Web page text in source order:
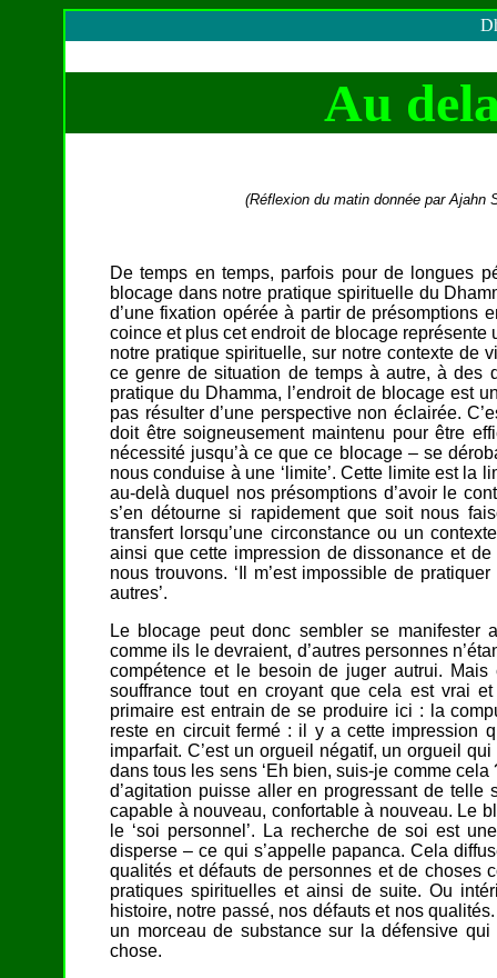
Au
(Réflexion du matin donnée par
De temps en temps, parfois pour de longues
blocage dans notre pratique spirituelle du
d’une fixation opérée à partir de présomptions
coince et plus cet endroit de blocage
notre pratique spirituelle, sur notre contexte de
ce genre de situation de temps à autre, à des
pratique du Dhamma, l’endroit de blocage est
pas résulter d’une perspective non éclairée.
doit être soigneusement maintenu pour être
nécessité jusqu’à ce que ce blocage – se
nous conduise à une ‘limite’. Cette limite est la
au-delà duquel nos présomptions d’avoir le
s’en détourne si rapidement que soit nous
transfert lorsqu’une circonstance ou un
ainsi que cette impression de dissonance et
nous trouvons. ‘Il m’est impossible de
autres’.
Le blocage peut donc sembler se manifester
comme ils le devraient, d’autres personnes
compétence et le besoin de juger autrui.
souffrance tout en croyant que cela est vrai
primaire est entrain de se produire ici : la
reste en circuit fermé : il y a cette impression
imparfait. C’est un orgueil négatif, un orgueil
dans tous les sens ‘Eh bien, suis-je comme
d’agitation puisse aller en progressant de
capable à nouveau, confortable à nouveau. Le
le ‘soi personnel’. La recherche de soi est
disperse – ce qui s’appelle papanca. Cela
qualités et défauts de personnes et de choses
pratiques spirituelles et ainsi de suite. Ou
histoire, notre passé, nos défauts et nos
un morceau de substance sur la défensive
chose.